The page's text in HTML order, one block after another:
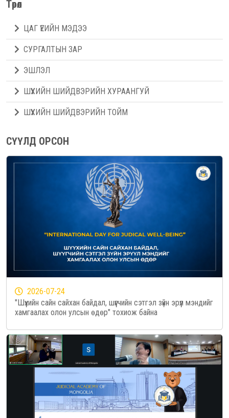
Төрөл
ЦАГ ҮЕИЙН МЭДЭЭ
СУРГАЛТЫН ЗАР
ЭШЛЭЛ
ШҮҮХИЙН ШИЙДВЭРИЙН ХУРААНГУЙ
ШҮҮХИЙН ШИЙДВЭРИЙН ТОЙМ
СҮҮЛД ОРСОН
2026-07-24
"Шүүхийн сайн сайхан байдал, шүүгчийн сэтгэл зүйн эрүүл мэндийг
хамгаалах олон улсын өдөр" тохиож байна